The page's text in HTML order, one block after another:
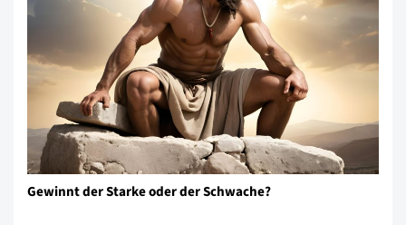
Gewinnt der Starke oder der Schwache?